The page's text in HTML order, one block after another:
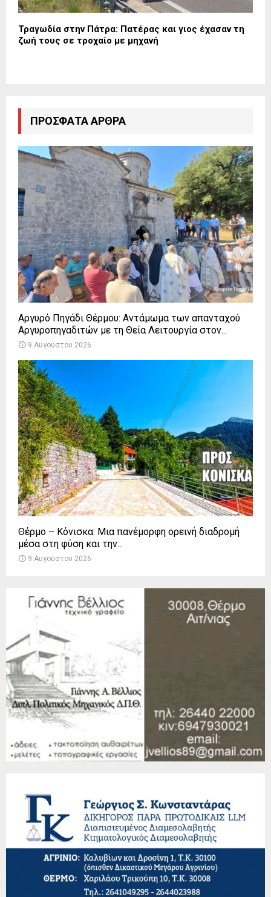
Τραγωδία στην Πάτρα: Πατέρας και γιος έχασαν τη
ζωή τους σε τροχαίο με μηχανή
ΠΡΌΣΦΑΤΑ ΆΡΘΡΑ
Αργυρό Πηγάδι Θέρμου: Αντάμωμα των απανταχού
Αργυροπηγαδιτών με τη Θεία Λειτουργία στον...
9 Αυγούστου 2026
Θέρμο – Κόνισκα: Μια πανέμορφη ορεινή διαδρομή
μέσα στη φύση και την...
9 Αυγούστου 2026